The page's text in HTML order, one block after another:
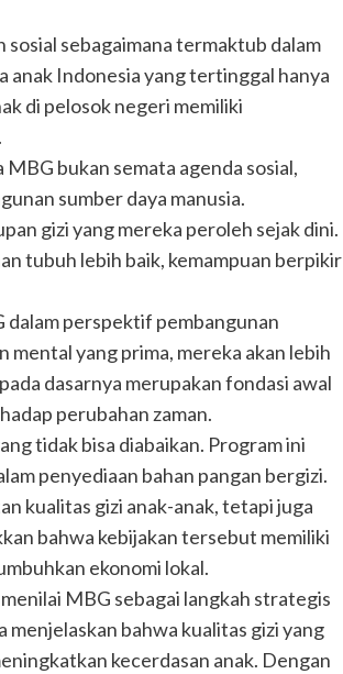
sebagaimana termaktub dalam
anak Indonesia yang tertinggal hanya
di pelosok negeri memiliki
bukan semata agenda sosial,
sumber daya manusia.
gizi yang mereka peroleh sejak dini.
tubuh lebih baik, kemampuan berpikir
dalam perspektif pembangunan
yang prima, mereka akan lebih
dasarnya merupakan fondasi awal
perubahan zaman.
tidak bisa diabaikan. Program ini
penyediaan bahan pangan bergizi.
kualitas gizi anak-anak, tetapi juga
bahwa kebijakan tersebut memiliki
ekonomi lokal.
MBG sebagai langkah strategis
bahwa kualitas gizi yang
kecerdasan anak. Dengan